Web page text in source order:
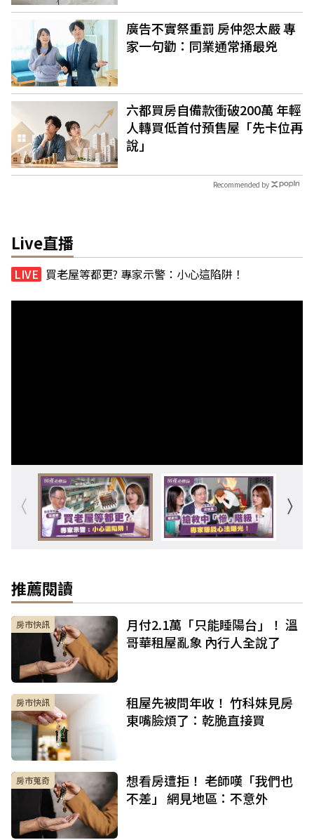
廣告不實祭重罰 房仲怨太嚴 專
家一句勸：同業通常捅最兇
六都買房自備款衝破200萬 年輕
人轉買低首付預售屋「先卡位再
說」
Recommended by
Live直播
買老屋等都更? 專家示警：小心這陷阱！
推薦閱讀
房市快訊
月付2.1萬「只能睡陽台」！ 溫
哥華租屋亂象 內行人全說了
房市快訊
租屋先被問年收！ 竹科妹見房
東嘴臉煩了：乾脆直接買
房市蒐奇
想看房遭拒！ 老師嘆「我們也
不差」 網見地區：不意外